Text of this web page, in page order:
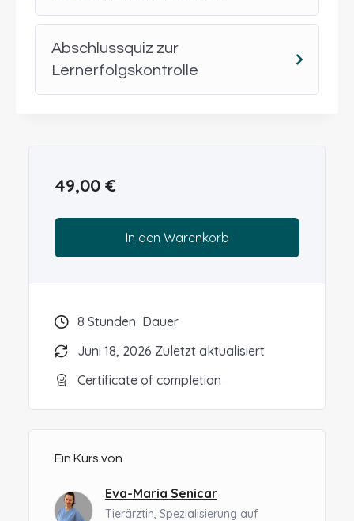
Flexibler Online-Zugang mit Präsentationen,
Lernmaterialien und begleitenden PDFs
Dieser Intensivkurs eignet sich ideal als Einstieg
in die Hundezucht oder als fundierte
empfiehlt sich der
Hund.
Abschlussquiz zur
Lernerfolgskontrolle
49,00 €
In den Warenkorb
8 Stunden Dauer
Juni 18, 2026 Zuletzt aktualisiert
Certificate of completion
Ein Kurs von
Eva-Maria Senicar
Tierärztin, Spezialisierung auf